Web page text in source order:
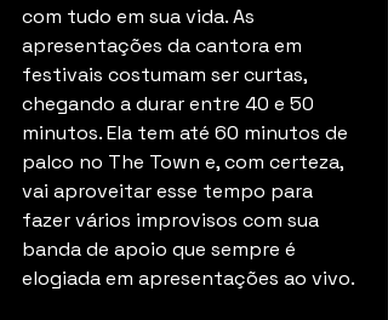
com tudo em sua vida. As
apresentações da cantora em
festivais costumam ser curtas,
chegando a durar entre 40 e 50
minutos. Ela tem até 60 minutos de
palco no The Town e, com certeza,
vai aproveitar esse tempo para
fazer vários improvisos com sua
banda de apoio que sempre é
elogiada em apresentações ao vivo.